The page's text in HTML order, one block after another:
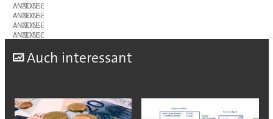
ANZEIGE
ANZEIGE
ANZEIGE
ANZEIGE
Auch interessant